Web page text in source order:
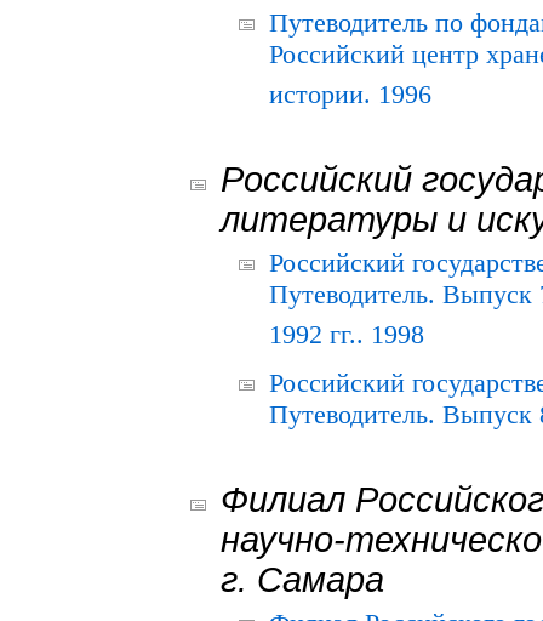
Путеводитель по
Российский центр
истории. 1996
Российский
литературы и
Российский
Путеводитель.
1992 гг.. 1998
Российский
Путеводитель. Выпуск
Филиал
научно-
г. Самара